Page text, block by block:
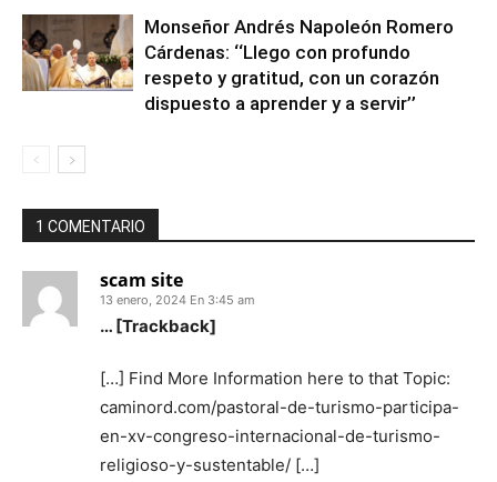
Monseñor Andrés Napoleón Romero
Cárdenas: ‘‘Llego con profundo
respeto y gratitud, con un corazón
dispuesto a aprender y a servir’’
1 COMENTARIO
scam site
13 enero, 2024 En 3:45 am
… [Trackback]
[…] Find More Information here to that Topic:
caminord.com/pastoral-de-turismo-participa-
en-xv-congreso-internacional-de-turismo-
religioso-y-sustentable/ […]